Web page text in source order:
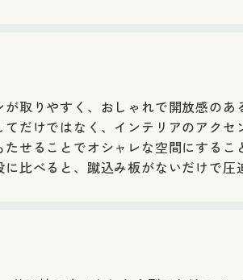
取りやすく、おしゃれで開放感のあ
だけではなく、インテリアのアクセ
せることでオシャレな空間にするこ
比べると、蹴込み板がないだけで圧